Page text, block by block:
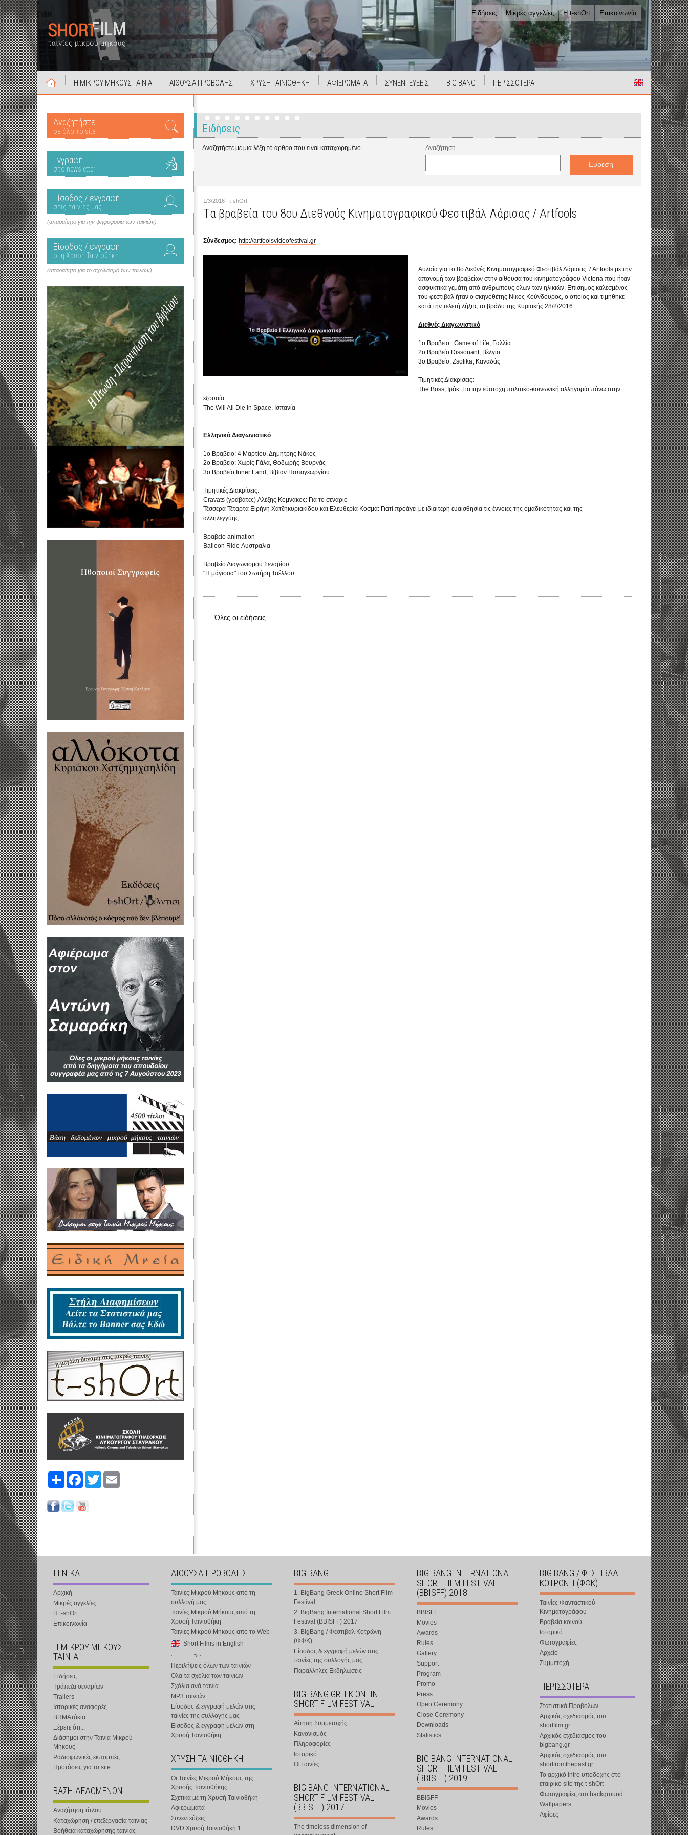
Ειδήσεις Μικρές αγγελίες Η t-shOrt Επικοινωνία
Η ΜΙΚΡΟΥ ΜΗΚΟΥΣ ΤΑΙΝΙΑ ΑΙΘΟΥΣΑ ΠΡΟΒΟΛΗΣ ΧΡΥΣΗ ΤΑΙΝΙΟΘΗΚΗ ΑΦΙΕΡΩΜΑΤΑ ΣΥΝΕΝΤΕΥΞΕΙΣ BIG BANG ΠΕΡΙΣΣΟΤΕΡΑ
Αναζητήστε
σε όλο το site
Εγγραφή
στο newsletter
Είσοδος / εγγραφή
στις ταινίες μας
(απαραίτητο για την ψηφοφορία των ταινιών)
Είσοδος / εγγραφή
στη Χρυσή Ταινιοθήκη
(απαραίτητο για το σχολιασμό των ταινιών)
Share FacebookTwitter
Ειδήσεις
Αναζητήστε με μια λέξη το άρθρο που είναι καταχωρημένο. Αναζήτηση
1/3/2016 | t-shOrt
Tα βραβεία του 8ου Διεθνούς Κινηματογραφικού Φεστιβάλ Λάρισας / Artfools
Σύνδεσμος: http://artfoolsvideofestival.gr
Αυλαία για το 8ο Διεθνές Κινηματογραφικό Φεστιβάλ Λάρισας / Artfools με την
απονομή των βραβείων στην αίθουσα του κινηματογράφου Victoria που ήταν
ασφυκτικά γεμάτη από ανθρώπους όλων των ηλικιών. Επίσημος καλεσμένος
του φεστιβάλ ήταν ο σκηνοθέτης Νίκος Κούνδουρος, ο οποίος και τιμήθηκε
κατά την τελετή λήξης το βράδυ της Κυριακής 28/2/2016.
Διεθνές Διαγωνιστικό
1ο Βραβείο : Game of Life, Γαλλία
2ο Βραβείο:Dissonant, Βέλγιο
3ο Βραβείο: Ζsofika, Καναδάς
Τιμητικές Διακρίσεις:
Τhe Boss, Iράκ: Για την εύστοχη πολιτικο-κοινωνική αλληγορία πάνω στην
εξουσία.
The Will All Die In Space, Ισπανία
Ελληνικό Διαγωνιστικό
1ο Βραβείο: 4 Μαρτίου, Δημήτρης Νάκος
2ο Βραβείο: Χωρίς Γάλα, Θοδωρής Βουρνάς
3ο Βραβείο:Inner Land, Βίβιαν Παπαγεωργίου
Τιμητικές Διακρίσεις:
Cravats (γραβάτες) Αλέξης Κομνάκος: Για το σενάριο
Τέσσερα Τέταρτα Ειρήνη Χατζηκυριακίδου και Ελευθερία Κοσμά: Γιατί προάγει με ιδιαίτερη ευαισθησία τις έννοιες της ομαδικότητας και της
αλληλεγγύης.
Βραβείο animation
Balloon Ride Αυστραλία
Βραβείο Διαγωνισμού Σεναρίου
"Η μάγισσα" του Σωτήρη Τσέλλου
Όλες οι ειδήσεις
ΓΕΝΙΚΑ
Αρχική
Μικρές αγγελίες
Η t-shOrt
Επικοινωνία
Η ΜΙΚΡΟΥ ΜΗΚΟΥΣ
ΤΑΙΝΙΑ
Ειδήσεις
Τράπεζα σεναρίων
Trailers
Ιστορικές αναφορές
ΒΗΜΑτάκια
Ξέρετε ότι...
Διάσημοι στην Ταινία Μικρού
Μήκους
Ραδιοφωνικές εκπομπές
Προτάσεις για το site
ΒΑΣΗ ΔΕΔΟΜΕΝΩΝ
Αναζήτηση τίτλου
Καταχώρηση / επεξεργασία ταινίας
Βοήθεια καταχώρησης ταινίας
ΑΙΘΟΥΣΑ ΠΡΟΒΟΛΗΣ
Ταινίες Μικρού Μήκους από τη
συλλογή μας
Ταινίες Μικρού Μήκους από τη
Χρυσή Ταινιοθήκη
Ταινίες Μικρού Μήκους από το Web
Short Films in English
Περιλήψεις όλων των ταινιών
Όλα τα σχόλια των ταινιών
Σχόλια ανά ταινία
MP3 ταινιών
Είσοδος & εγγραφή μελών στις
ταινίες της συλλογής μας
Είσοδος & εγγραφή μελών στη
Χρυσή Ταινιοθήκη
ΧΡΥΣΗ ΤΑΙΝΙΟΘΗΚΗ
Οι Ταινίες Μικρού Μήκους της
Χρυσής Ταινιοθήκης
Σχετικά με τη Χρυσή Ταινιοθήκη
Αφιερώματα
Συνεντεύξεις
DVD Χρυσή Ταινιοθήκη 1
BIG BANG
1. BigBang Greek Online Short Film
Festival
2. BigBang International Short Film
Festival (BBISFF) 2017
3. BigBang / Φεστιβάλ Κοτρώνη
(ΦΦΚ)
Είσοδος & εγγραφή μελών στις
ταινίες της συλλογής μας
Παραλληλες Εκδηλώσεις
BIG BANG GREEK ONLINE
SHORT FILM FESTIVAL
Αίτηση Συμμετοχής
Κανονισμός
Πληροφορίες
Ιστορικό
Οι ταινίες
BIG BANG INTERNATIONAL
SHORT FILM FESTIVAL
(BBISFF) 2017
The timeless dimension of
BIG BANG INTERNATIONAL
SHORT FILM FESTIVAL
(BBISFF) 2018
BBISFF
Movies
Awards
Rules
Gallery
Support
Program
Promo
Press
Open Ceremony
Close Ceremony
Downloads
Statistics
BIG BANG INTERNATIONAL
SHORT FILM FESTIVAL
(BBISFF) 2019
BBISFF
Movies
Awards
Rules
BIG BANG / ΦΕΣΤΙΒΑΛ
ΚΟΤΡΩΝΗ (ΦΦΚ)
Ταινίες Φανταστικού
Κινηματογράφου
Βραβεία κοινού
Ιστορικό
Φωτογραφίες
Αρχείο
Συμμετοχή
ΠΕΡΙΣΣΟΤΕΡΑ
Στατιστικά Προβολών
Αρχικός σχεδιασμός του
shortfilm.gr
Αρχικός σχεδιασμός του
bigbang.gr
Αρχικός σχεδιασμός του
shortfromthepast.gr
Το αρχικό intro υποδοχής στο
εταιρικό site της t-shOrt
Φωτογραφίες στο background
Wallpapers
Αφίσες